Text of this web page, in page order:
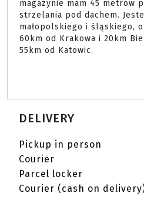
magazynie mam 45 metrów
strzelania pod dachem.
małopolskiego i śląskiego,
60km od Krakowa i 20km
55km od Katowic.
DELIVERY
Pickup in person
Courier
Parcel locker
Courier (cash on